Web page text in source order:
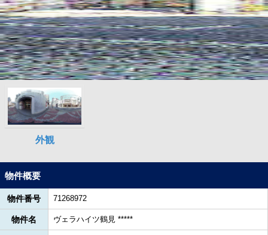
物件概要
物件番号 71268972
物件名 ヴェラハイツ鶴見 *****